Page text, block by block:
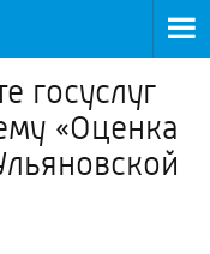
госуслуг
«Оценка